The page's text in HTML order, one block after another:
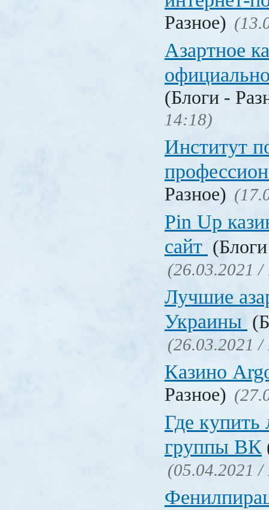
Разное)
Азартное
(Блоги -
14:18)
Институт
Разное)
Pin Up
сайт
(26.03.2021 /
Лучшие
Украины
(26.03.2021 /
Казино
Разное)
Где купить
группы ВК
(05.04.2021 /